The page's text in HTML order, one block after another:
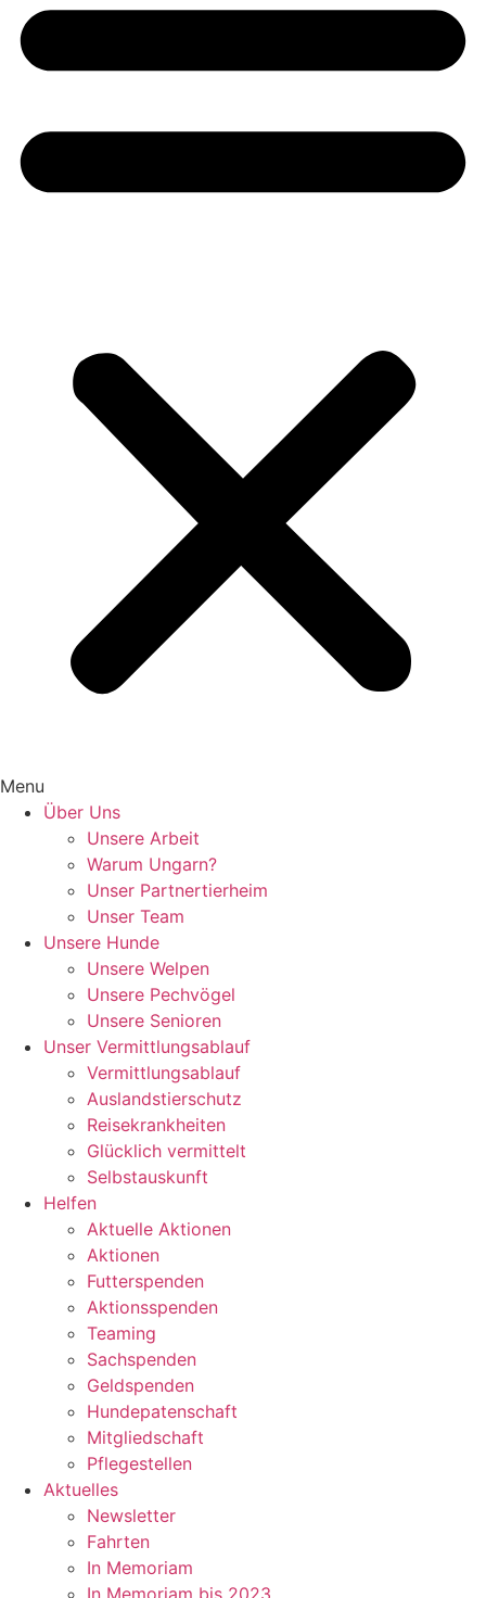
Menu
Über Uns
Unsere Arbeit
Warum Ungarn?
Unser Partnertierheim
Unser Team
Unsere Hunde
Unsere Welpen
Unsere Pechvögel
Unsere Senioren
Unser Vermittlungsablauf
Vermittlungsablauf
Auslandstierschutz
Reisekrankheiten
Glücklich vermittelt
Selbstauskunft
Helfen
Aktuelle Aktionen
Aktionen
Futterspenden
Aktionsspenden
Teaming
Sachspenden
Geldspenden
Hundepatenschaft
Mitgliedschaft
Pflegestellen
Aktuelles
Newsletter
Fahrten
In Memoriam